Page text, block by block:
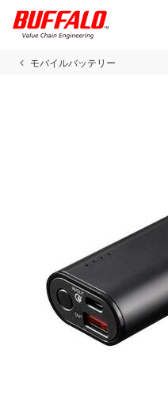
モバイルバッテリー